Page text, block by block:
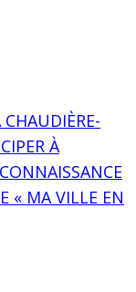
À
« MA VILLE EN